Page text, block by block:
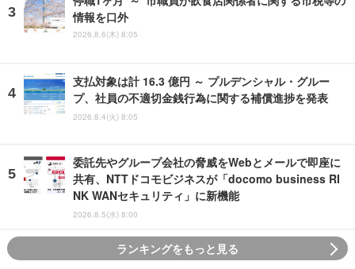
情報を口外
2026.8.6(木) 8:05
支払対象は計 16.3 億円 ～ プルデンシャル・グルー
プ、社員の不適切金銭行為に関する補償進捗を発表
2026.8.4(火) 8:05
委託先やグループ会社の脅威をWebとメールで即座に
共有、NTTドコモビジネスが「docomo business RI
NK WANセキュリティ」に新機能
2026.8.5(水) 8:00
ランキングをもっと見る